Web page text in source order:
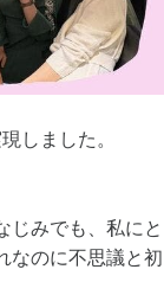
しました。
じみでも、私にと
なのに不思議と初